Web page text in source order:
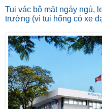
Tui vác bộ mặt ngáy ngủ,
trường (vì tui hổng có xe